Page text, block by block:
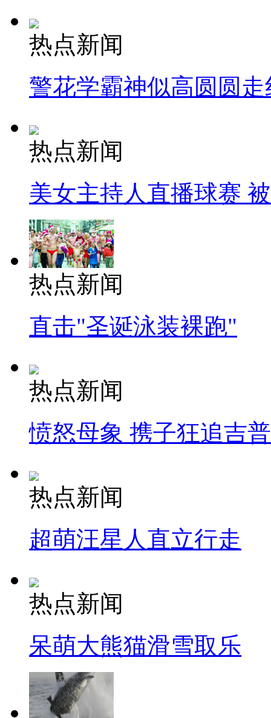
热点新闻
警花学霸神似高圆圆走
热点新闻
美女主持人直播球赛
热点新闻
直击"圣诞泳装裸跑"
热点新闻
愤怒母象 携子狂追吉
热点新闻
超萌汪星人直立行走
热点新闻
呆萌大熊猫滑雪取乐